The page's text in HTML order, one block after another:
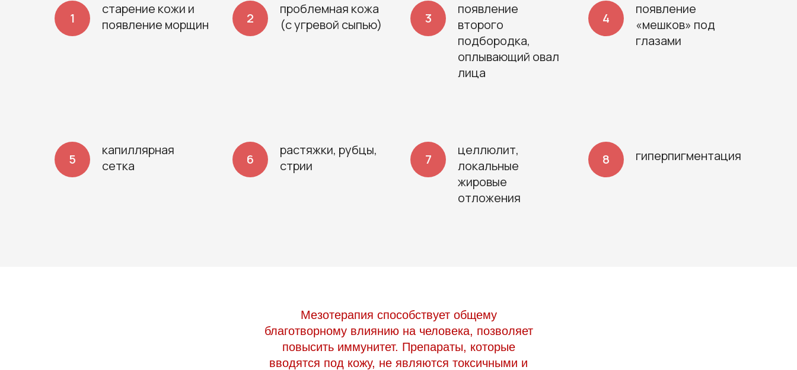
старение кожи и
появление морщин
проблемная кожа
(с угревой сыпью)
появление
второго
подбородка,
оплывающий овал
лица
появление
«мешков» под
глазами
капиллярная
сетка
растяжки, рубцы,
стрии
целлюлит,
локальные
жировые
отложения
гиперпигментация
Мезотерапия способствует общему
благотворному влиянию на человека, позволяет
повысить иммунитет. Препараты, которые
вводятся под кожу, не являются токсичными и